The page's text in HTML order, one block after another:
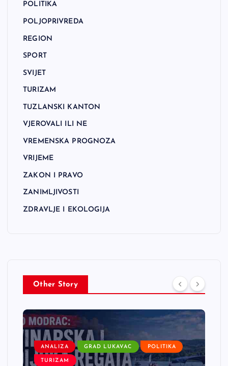
POLITIKA
POLJOPRIVREDA
REGION
SPORT
SVIJET
TURIZAM
TUZLANSKI KANTON
VJEROVALI ILI NE
VREMENSKA PROGNOZA
VRIJEME
ZAKON I PRAVO
ZANIMLJIVOSTI
ZDRAVLJE I EKOLOGIJA
Other Story
ANALIZA GRAD LUKAVAC POLITIKA
TURIZAM